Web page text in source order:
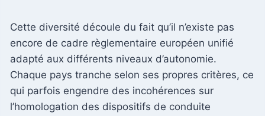
Cette diversité découle du fait qu’il n’existe pas
encore de cadre règlementaire européen unifié
adapté aux différents niveaux d’autonomie.
Chaque pays tranche selon ses propres critères, ce
qui parfois engendre des incohérences sur
l’homologation des dispositifs de conduite